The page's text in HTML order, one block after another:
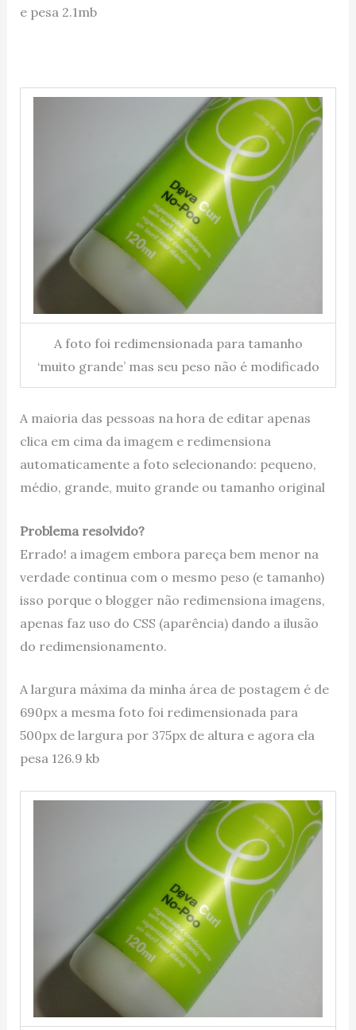
e pesa 2.1mb
A foto foi redimensionada para tamanho
‘muito grande’ mas seu peso não é modificado
A maioria das pessoas na hora de editar apenas
clica em cima da imagem e redimensiona
automaticamente a foto selecionando: pequeno,
médio, grande, muito grande ou tamanho original
Problema resolvido?
Errado! a imagem embora pareça bem menor na
verdade continua com o mesmo peso (e tamanho)
isso porque o blogger não redimensiona imagens,
apenas faz uso do CSS (aparência) dando a ilusão
do redimensionamento.
A largura máxima da minha área de postagem é de
690px a mesma foto foi redimensionada para
500px de largura por 375px de altura e agora ela
pesa 126.9 kb